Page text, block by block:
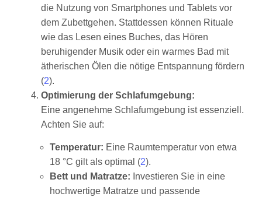
die Nutzung von Smartphones und Tablets vor
dem Zubettgehen. Stattdessen können Rituale
wie das Lesen eines Buches, das Hören
beruhigender Musik oder ein warmes Bad mit
ätherischen Ölen die nötige Entspannung fördern
(2).
Optimierung der Schlafumgebung:
Eine angenehme Schlafumgebung ist essenziell.
Achten Sie auf:
Temperatur: Eine Raumtemperatur von etwa
18 °C gilt als optimal (2).
Bett und Matratze: Investieren Sie in eine
hochwertige Matratze und passende